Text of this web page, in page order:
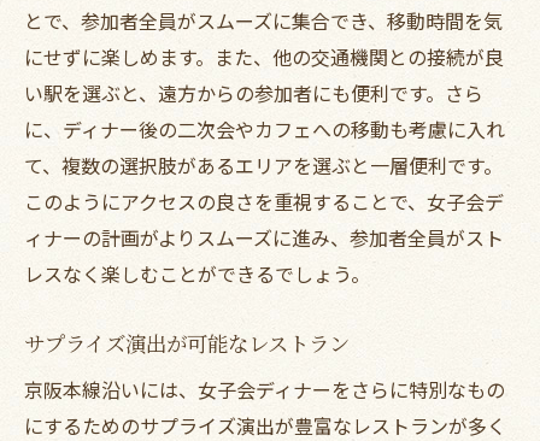
とで、参加者全員がスムーズに集合でき、移動時間を気
にせずに楽しめます。また、他の交通機関との接続が良
い駅を選ぶと、遠方からの参加者にも便利です。さら
に、ディナー後の二次会やカフェへの移動も考慮に入れ
て、複数の選択肢があるエリアを選ぶと一層便利です。
このようにアクセスの良さを重視することで、女子会デ
ィナーの計画がよりスムーズに進み、参加者全員がスト
レスなく楽しむことができるでしょう。
サプライズ演出が可能なレストラン
京阪本線沿いには、女子会ディナーをさらに特別なもの
にするためのサプライズ演出が豊富なレストランが多く